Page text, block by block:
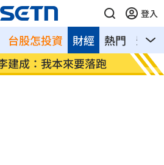
登入
台股怎投資 熱門 影音
財經
女看海龜包被搜刮
李多
哭」